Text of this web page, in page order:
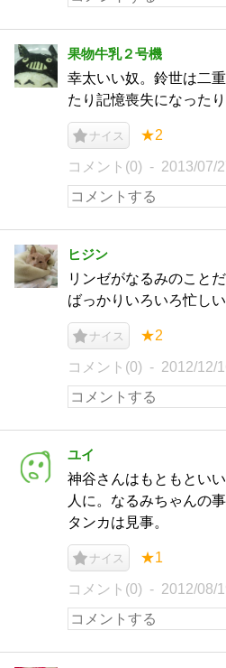
果物牛乳２号機
幸太いい奴。鈴世は二
たり記憶喪失になったり
ナイス ★2
コメント(0) 2013/07/
ヒジン
リンゼがなるみのこと
ばっかりいろいろ忙し
ナイス ★2
コメント(0) 2012/12/
ユイ
神谷さんはもともとい
人に。なるみちゃんの
タンカは見事。
ナイス ★1
コメント(0) 2012/08/